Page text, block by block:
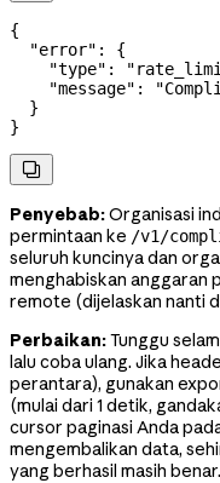
{
  "error"
: {
    "type"
:
    "message"
:
  }
}

Penyebab:Organisasi
permintaan ke /v1/
seluruh kuncinya dan
menghabiskan anggaran
remote (dijelaskan nanti
Perbaikan:Tunggu
lalu coba ulang. Jika
perantara), gunakan
(mulai dari 1 detik,
cursor paginasi Anda
mengembalikan data,
yang berhasil masih benar.